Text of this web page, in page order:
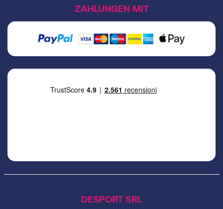
DESPORT SRL
ZAHLUNGEN MIT